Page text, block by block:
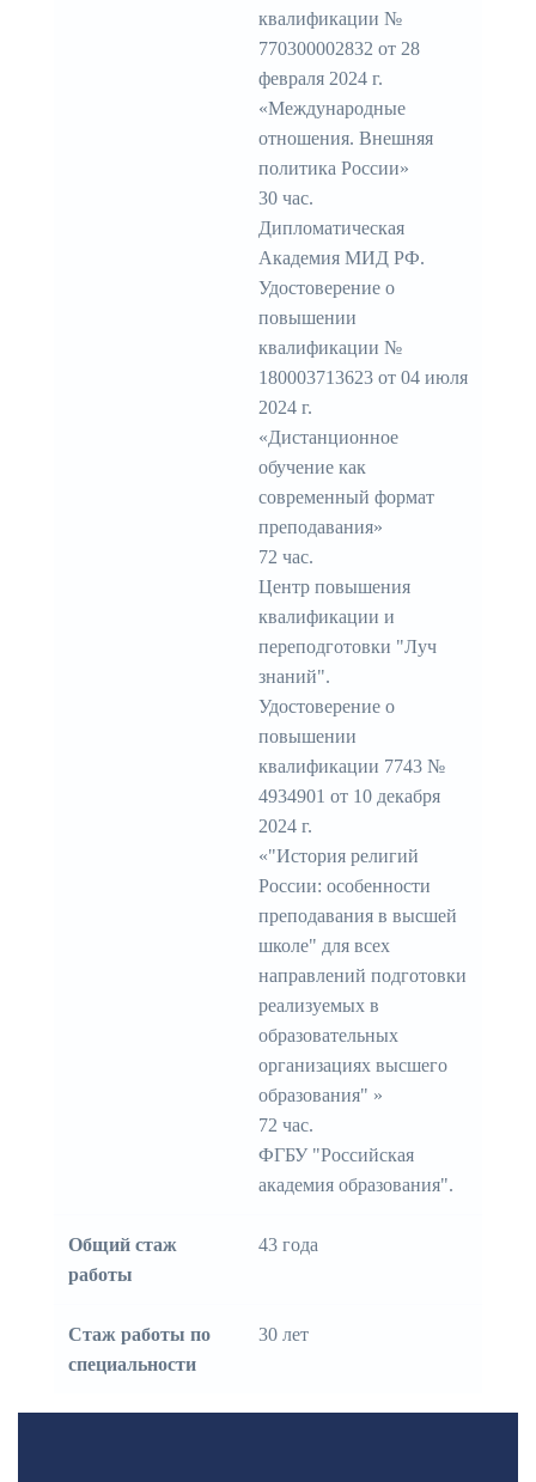
квалификации №
770300002832 от 28
февраля 2024 г.
«Международные
отношения. Внешняя
политика России»
30 час.
Дипломатическая
Академия МИД РФ.
Удостоверение о
повышении
квалификации №
180003713623 от 04 июля
2024 г.
«Дистанционное
обучение как
современный формат
преподавания»
72 час.
Центр повышения
квалификации и
переподготовки "Луч
знаний".
Удостоверение о
повышении
квалификации 7743 №
4934901 от 10 декабря
2024 г.
«"История религий
России: особенности
преподавания в высшей
школе" для всех
направлений подготовки
реализуемых в
образовательных
организациях высшего
образования" »
72 час.
ФГБУ "Российская
академия образования".
Общий стаж
работы
43 года
Стаж работы по
специальности
30 лет